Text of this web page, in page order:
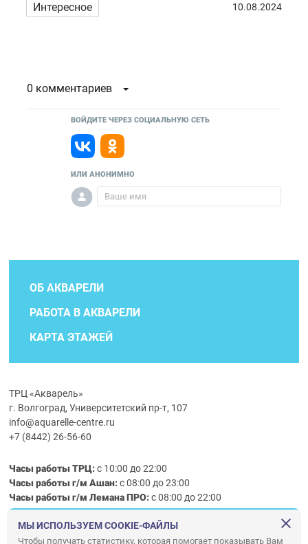
Интересное 10.08.2024
0 комментариев
ВОЙДИТЕ ЧЕРЕЗ СОЦИАЛЬНУЮ СЕТЬ
ИЛИ АНОНИМНО
ОБ АКВАРЕЛИ
РАБОТА В АКВАРЕЛИ
КАРТА ЭТАЖЕЙ
ТРЦ «Акварель»
г. Волгоград, Университетский пр-т, 107
info@aquarelle-centre.ru
+7 (8442) 26-56-60
Часы работы ТРЦ:с 10:00 до 22:00
Часы работы г/м Ашан:с 08:00 до 23:00
Часы работыг/мЛемана ПРО:с 08:00 до 22:00
Правила посещения ТРЦ «Акварель»
МЫ ИСПОЛЬЗУЕМ COOKIE-ФАЙЛЫ
Чтобы получать статистику, которая помогает показывать Вам